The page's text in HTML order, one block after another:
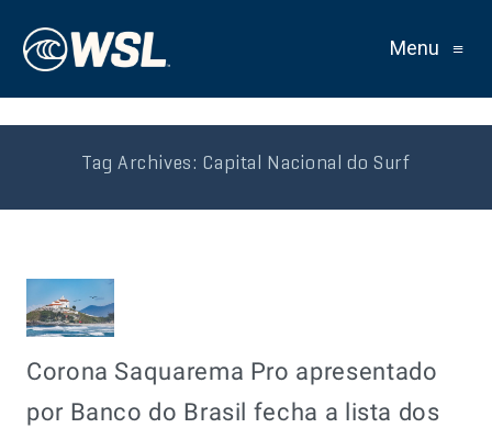
Menu ≡
Tag Archives: Capital Nacional do Surf
Corona Saquarema Pro apresentado
por Banco do Brasil fecha a lista dos